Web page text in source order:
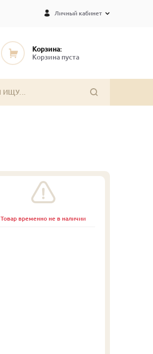
Личный кабинет
Корзина:
Корзина пуста
Товар временно не в наличии